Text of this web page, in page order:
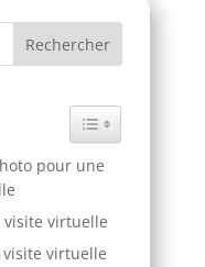
Toggle Table of
pour une
visite virtuelle
virtuelle